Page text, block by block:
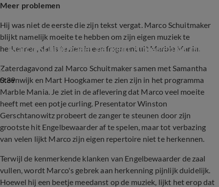
Meer problemen
Hij was niet de eerste die zijn tekst vergat. Marco Schuitmaker
blijkt namelijk moeite te hebben om zijn eigen muziek te
herkennen, dat is te zien in een fragment uit Marble Mania.
0:39
Marco Schuitmaker herkent zijn eigen hit niet
Zaterdagavond zal Marco Schuitmaker samen met Samantha
Steenwijk en Mart Hoogkamer te zien zijn in het programma
Marble Mania. Je ziet in de aflevering dat Marco veel moeite
heeft met een potje curling. Presentator Winston
Gerschtanowitz probeert de zanger te steunen door zijn
grootste hit Engelbewaarder af te spelen, maar tot verbazing
van velen lijkt Marco zijn eigen repertoire niet te herkennen.
Terwijl de kenmerkende klanken van Engelbewaarder de zaal
vullen, wordt Marco's gebrek aan herkenning pijnlijk duidelijk.
Hoewel hij een beetje meedanst op de muziek, lijkt het erop dat